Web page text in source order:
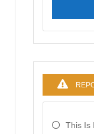
This Is